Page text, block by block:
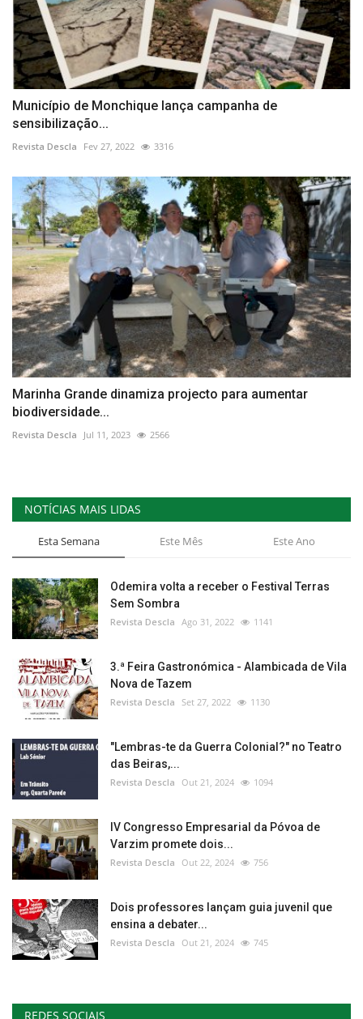
Município de Monchique lança campanha de
sensibilização...
Revista Descla Fev 27, 2022 3316
Marinha Grande dinamiza projecto para aumentar
biodiversidade...
Revista Descla Jul 11, 2023 2566
NOTÍCIAS MAIS LIDAS
Esta Semana Este Mês Este Ano
Odemira volta a receber o Festival Terras
Sem Sombra
Revista Descla Ago 31, 2022 1141
3.ª Feira Gastronómica - Alambicada de Vila
Nova de Tazem
Revista Descla Set 27, 2022 1130
"Lembras-te da Guerra Colonial?" no Teatro
das Beiras,...
Revista Descla Out 21, 2024 1094
IV Congresso Empresarial da Póvoa de
Varzim promete dois...
Revista Descla Out 22, 2024 756
Dois professores lançam guia juvenil que
ensina a debater...
Revista Descla Out 21, 2024 745
REDES SOCIAIS